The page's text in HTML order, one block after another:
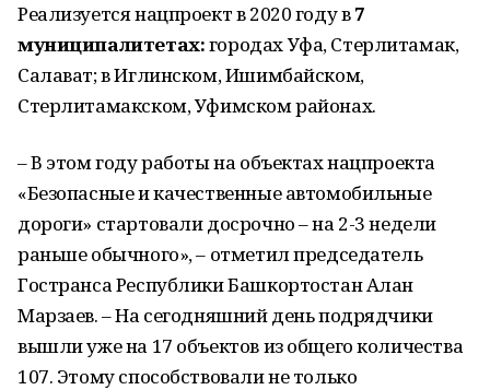
Реализуется нацпроект в 2020 году в7
муниципалитетах:городах Уфа, Стерлитамак,
Салават; в Иглинском, Ишимбайском,
Стерлитамакском, Уфимском районах.
– В этом году работы на объектах нацпроекта
«Безопасные и качественные автомобильные
дороги» стартовали досрочно – на 2-3 недели
раньше обычного», – отметил председатель
Гостранса Республики Башкортостан Алан
Марзаев. – На сегодняшний день подрядчики
вышли уже на 17 объектов из общего количества
107. Этому способствовали не только